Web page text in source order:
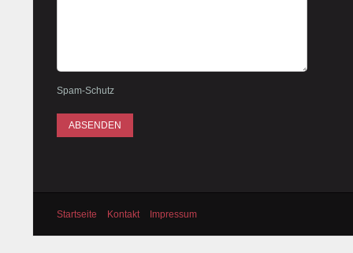
Spam-Schutz
Startseite Kontakt Impressum